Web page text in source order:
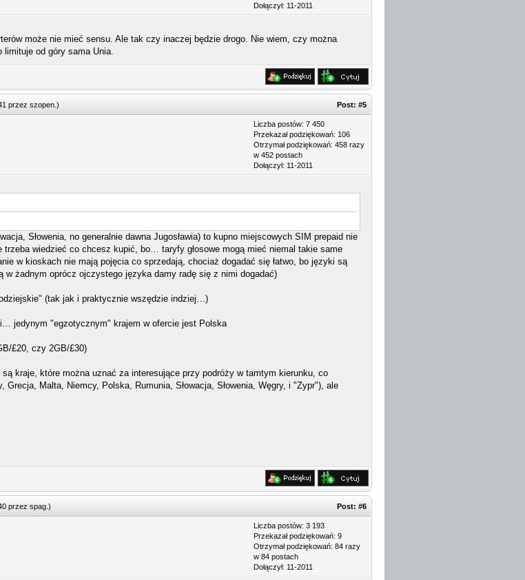
Dołączył: 11-2011
może nie mieć sensu. Ale tak czy inaczej będzie drogo. Nie wiem, czy można
od góry sama Unia.
przez szopen ) Post: #5
Liczba postów: 7 450
Przekazał podziękowań: 106
Otrzymał podziękowań: 458 razy
w 452 postach
Dołączył: 11-2011
Słowenia, no generalnie dawna Jugosławia) to kupno miejscowych SIM prepaid nie
wiedzieć co chcesz kupić, bo… taryfy głosowe mogą mieć niemal takie same
w kioskach nie mają pojęcia co sprzedają, chociaż dogadać się łatwo, bo języki są
w żadnym oprócz ojczystego języka damy radę się z nimi dogadać)
(tak jak i praktycznie wszędzie indziej…)
jedynym "egzotycznym" krajem w ofercie jest Polska
£20, czy 2GB/£30)
kraje, które można uznać za interesujące przy podróży w tamtym kierunku, co
Malta, Niemcy, Polska, Rumunia, Słowacja, Słowenia, Węgry, i "Zypr"), ale
przez spag ) Post: #6
Liczba postów: 3 193
Przekazał podziękowań: 9
Otrzymał podziękowań: 84 razy
w 84 postach
Dołączył: 11-2011